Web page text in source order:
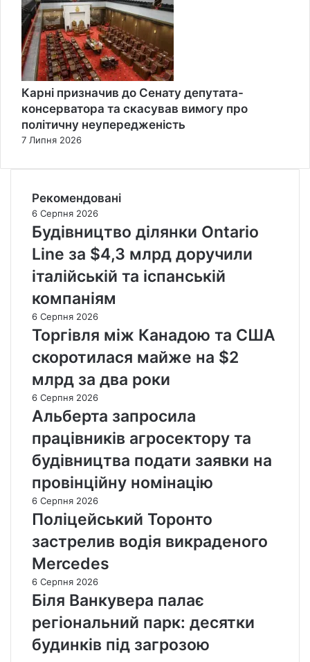
Карні призначив до Сенату депутата-
консерватора та скасував вимогу про
політичну неупередженість
7 Липня 2026
Рекомендовані
6 Серпня 2026
Будівництво ділянки Ontario
Line за $4,3 млрд доручили
італійській та іспанській
компаніям
6 Серпня 2026
Торгівля між Канадою та США
скоротилася майже на $2
млрд за два роки
6 Серпня 2026
Альберта запросила
працівників агросектору та
будівництва подати заявки на
провінційну номінацію
6 Серпня 2026
Поліцейський Торонто
застрелив водія викраденого
Mercedes
6 Серпня 2026
Біля Ванкувера палає
регіональний парк: десятки
будинків під загрозою